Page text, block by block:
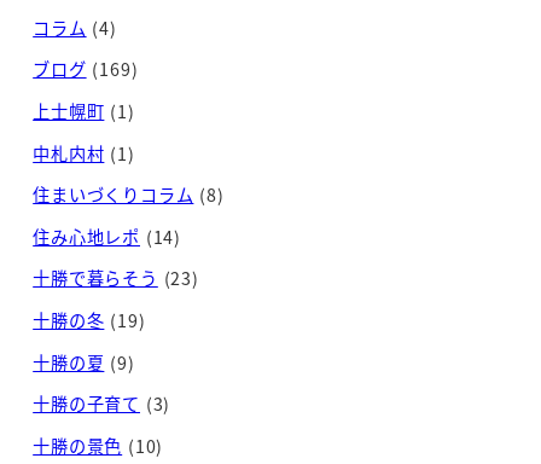
コラム (4)
ブログ (169)
上士幌町 (1)
中札内村 (1)
住まいづくりコラム (8)
住み心地レポ (14)
十勝で暮らそう (23)
十勝の冬 (19)
十勝の夏 (9)
十勝の子育て (3)
十勝の景色 (10)